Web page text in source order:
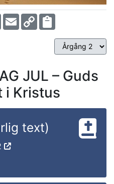
TwitterEmailCopy
Link
JUL – Guds
i Kristus
text)